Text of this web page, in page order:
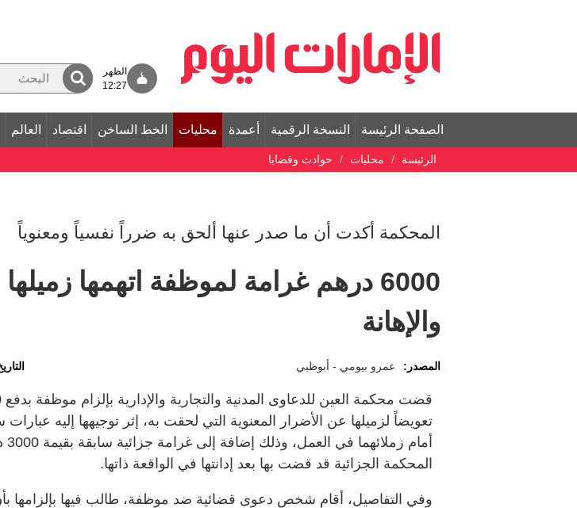
الظهر
12:27
الصفحة الرئيسة النسخة الرقمية أعمدة محليات الخط الساخن اقتصاد العالم
الرئيسة محليات حوادث وقضايا
المحكمة أكدت أن ما صدر عنها ألحق به ضرراً نفسياً ومعنوياً
6000 درهم غرامة لموظفة اتهمها
والإهانة
المصدر: عمرو بيومي - أبوظبي
تعويضاً لزميلها عن الأضرار المعنوية التي لحقت به، إثر توجيهها إليه
المحكمة الجزائية قد قضت بها بعد إدانتها في الواقعة ذاتها.
وفي التفاصيل، أقام شخص دعوى قضائية ضد موظفة، طالب فيها بإلزامها